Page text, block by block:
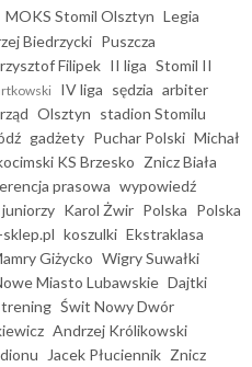
MOKS Stomil Olsztyn Legia
Biedrzycki Puszcza
Filipek II liga Stomil II
IV liga sędzia arbiter
Olsztyn stadion Stomilu
gadżety Puchar Polski Michał
KS Brzesko Znicz Biała
prasowa wypowiedź
Karol Żwir Polska Polska
koszulki Ekstraklasa
Giżycko Wigry Suwałki
Miasto Lubawskie Dajtki
trening Świt Nowy Dwór
Andrzej Królikowski
Jacek Płuciennik Znicz